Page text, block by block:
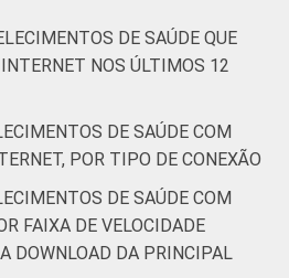
Não UBS 18
Interior 22 78
Centro Regional de
Desenvolvimento da
DE SAÚDE QUE
NOS ÚLTIMOS 12
DE SAÚDE COM
POR TIPO DE CONEXÃO
DE SAÚDE COM
FAIXA DE VELOCIDADE
DOWNLOAD DA PRINCIPAL